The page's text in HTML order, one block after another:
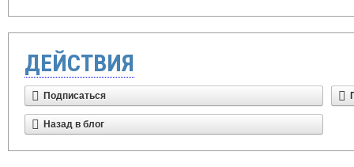
ДЕЙСТВИЯ
Подписаться
Назад в блог